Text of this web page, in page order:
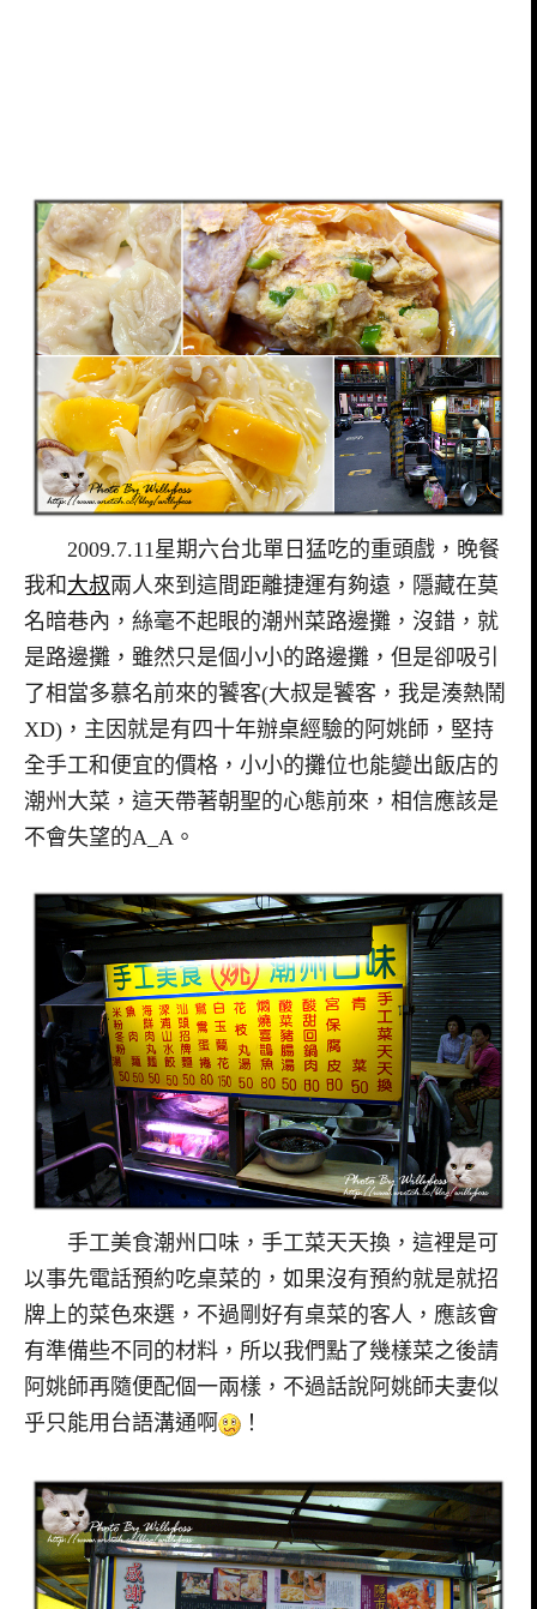
2009.7.11星期六台北單日猛吃的重頭戲，晚餐
我和 大叔兩人來到這間距離捷運有夠遠，隱藏在莫
名暗巷內，絲毫不起眼的潮州菜路邊攤，沒錯，就
是路邊攤，雖然只是個小小的路邊攤，但是卻吸引
了相當多慕名前來的饕客(大叔是饕客，我是湊熱鬧
XD)，主因就是有四十年辦桌經驗的阿姚師，堅持
全手工和便宜的價格，小小的攤位也能變出飯店的
潮州大菜，這天帶著朝聖的心態前來，相信應該是
不會失望的A_A。
手工美食潮州口味，手工菜天天換，這裡是可
以事先電話預約吃桌菜的，如果沒有預約就是就招
牌上的菜色來選，不過剛好有桌菜的客人，應該會
有準備些不同的材料，所以我們點了幾樣菜之後請
阿姚師再隨便配個一兩樣，不過話說阿姚師夫妻似
乎只能用台語溝通啊
！